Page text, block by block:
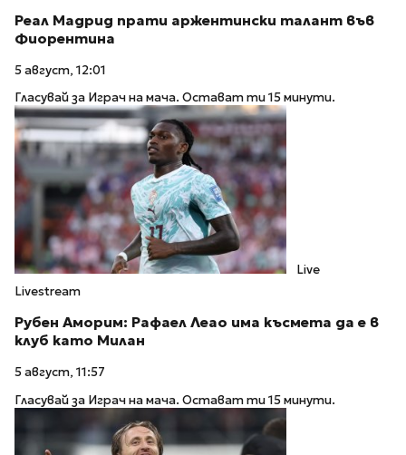
Реал Мадрид прати аржентински талант във
Фиорентина
5 август, 12:01
Гласувай за Играч на мача. Остават ти 15 минути.
Live
Livestream
Рубен Аморим: Рафаел Леао има късмета да е в
клуб като Милан
5 август, 11:57
Гласувай за Играч на мача. Остават ти 15 минути.